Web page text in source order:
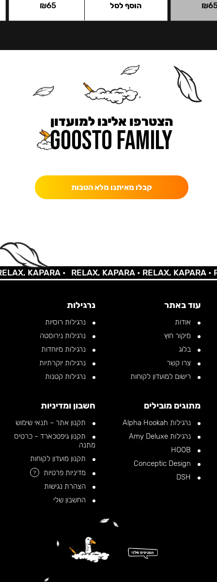
₪
₪65 הוסף לסל
הצטרפו אלינו למועדון
קבלו מאיתנו מלא הטבות
KAPARA • RELAX, KAPARA •RELAX, KAPARA •
עוד באתר
אודות
מיקור חוץ
בלוג
צרו קשר
רישום למועדון לקוחות
נרגילות
נרגילות רוסיות
נרגילות נירוסטה
נרגילות מיוחדות
נרגילות יוקרתיות
נרגילות קטנות
מתוגים מובילים
נרגילות Alpha Hookah
נרגילות Amy Deluxe
חשבון ומדיניות
תקנון אתר – תנאי שימוש
תקנון גיפטכארד – כרטיס
מתנה
תקנון מועדון לקוחות
מדיניות פרטיות
?
הצהרת נגישות
החשבון שלי